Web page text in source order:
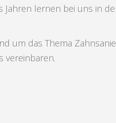
Jahren lernen bei uns in
um das Thema
vereinbaren.